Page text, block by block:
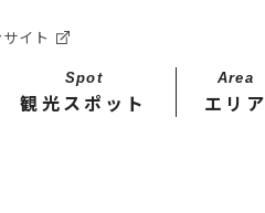
イト
Spot
観光スポット
Area
エリア